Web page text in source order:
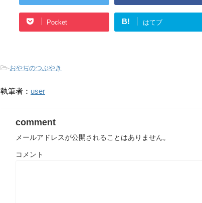
Pocket B! はてブ
-おやぢのつぶやき
執筆者： user
comment
メールアドレスが公開されることはありません。
コメント